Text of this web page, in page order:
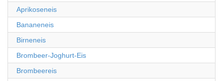
Aprikoseneis
Bananeneis
Birneneis
Brombeer-Joghurt-Eis
Brombeereis